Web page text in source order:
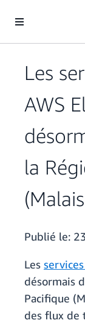
Les
AWS
la
Publié le:
Les
désormais
Pacifique
des flux de